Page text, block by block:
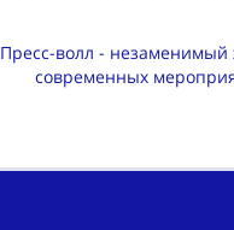
Пресс-волл - незаменимый
современных